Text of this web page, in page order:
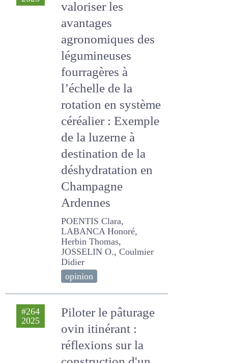
technique
Une approche pour
valoriser les
avantages
agronomiques des
légumineuses
fourragères à
l’échelle de la
rotation en
système céréalier :
Exemple de la
luzerne à
destination de la
déshydratation en
Champagne
Ardennes
POENTIS Clara, LABANCA
JOSSELIN O., Coulmier
Didier
opinion